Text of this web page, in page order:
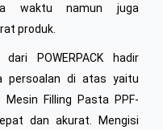
waktu namun juga
produk.
POWERPACK hadir
persoalan di atas yaitu
Filling Pasta PPF-
dan akurat. Mengisi